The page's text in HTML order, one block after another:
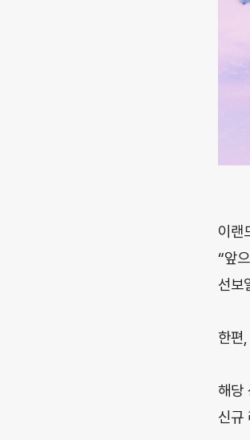
이랜
“앞
선보
한편
해당
신규